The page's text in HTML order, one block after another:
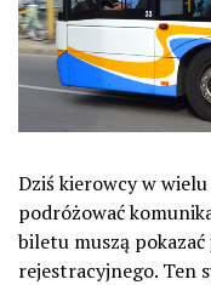
Dziś kierowcy w
podróżować
biletu muszą
rejestracyjnego. Ten